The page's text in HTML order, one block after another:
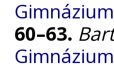
Gimnázium
60–63.
Gimnázium